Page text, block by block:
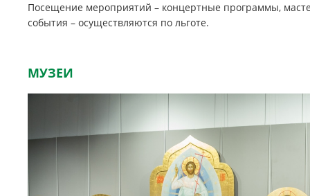
Посещение мероприятий – концертные программы,
события – осуществляются по льготе.
МУЗЕИ